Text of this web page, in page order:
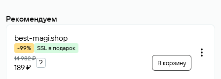
Рекомендуем
best-magi.shop
-99%
SSL в подарок
14 982 ₽
189 ₽
? В корзину